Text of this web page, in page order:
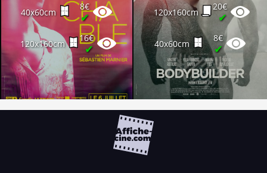
40x60cm
8€
✔
120x160cm
16€
✔
120x160cm
20€
✔
40x60cm
8€
✔